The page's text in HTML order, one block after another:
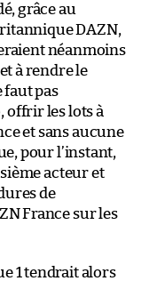
grâce au
DAZN,
néanmoins
à rendre le
faut pas
offrir les lots à
et sans aucune
pour l’instant,
acteur et
de
France sur les
1 tendrait alors